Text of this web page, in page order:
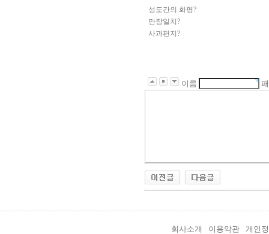
성도간의 화평?
만장일치?
사과편지?
이름
회사소개 이용약관
개인